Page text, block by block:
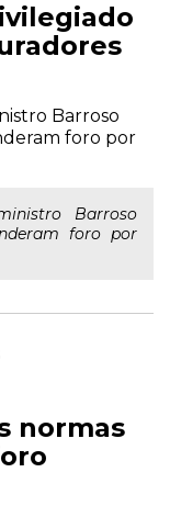
Barroso
foro por
Barroso
foro por
normas